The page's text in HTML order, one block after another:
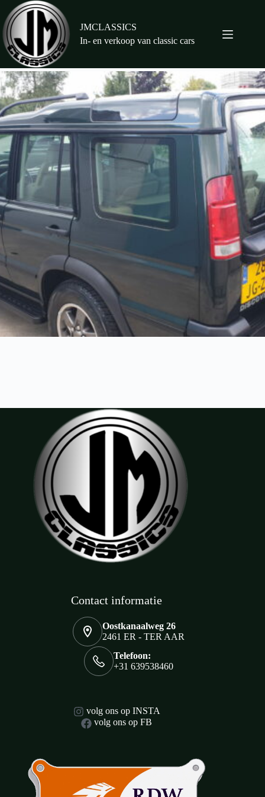
naar
de
inhoud
JMCLASSICS
In- en verkoop van classic cars
Contact informatie
Oostkanaalweg 26
2461 ER - TER AAR
Telefoon:
+31 639538460
volg ons op INSTA
volg ons op FB